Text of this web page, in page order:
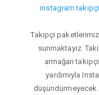
instagram
Takipçi
sunmaktayız.
armağan
yardımıyla